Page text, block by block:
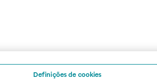
Definições de cookies